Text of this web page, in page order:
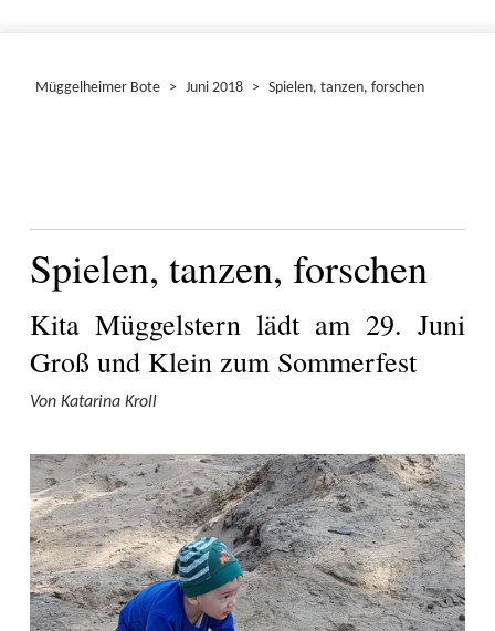
Müggelheimer Bote > Juni 2018 > Spielen, tanzen, forschen
Spielen, tanzen, forschen
Kita Müggelstern lädt am 29. Juni
Groß und Klein zum Sommerfest
Von Katarina Kroll